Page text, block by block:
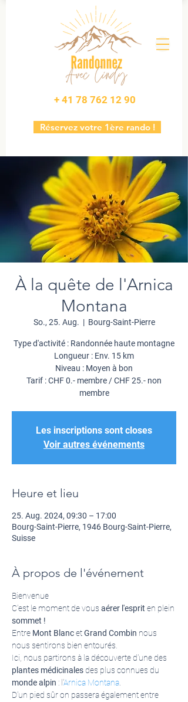
+ 41 78 762 12 90
Réservez votre 1ère rando !
À la quête de l'Arnica
Montana
So., 25. Aug.
  |
Bourg-Saint-Pierre
Type d'activité : Randonnée haute montagne
Longueur : Env. 15 km
Niveau : Moyen à bon
Tarif : CHF 0.- membre / CHF 25.- non
membre
Les inscriptions sont closes
Voir autres événements
Heure et lieu
25. Aug. 2024, 09:30 – 17:00
Bourg-Saint-Pierre, 1946 Bourg-Saint-Pierre,
Suisse
À propos de l'événement
Bienvenue
C'est le moment de vous aérer l'esprit en plein
sommet !
Entre Mont Blanc et Grand Combin nous
nous sentirons bien entourés.
Ici, nous partirons à la découverte d'une des
plantes médicinales des plus connues du
monde alpin : l' Arnica Montana
D'un pied sûr on passera également entre